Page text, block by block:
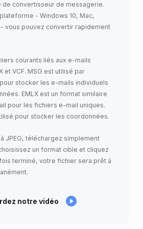
de convertisseur de messagerie.
- Windows 10, Mac,
vous pouvez convertir rapidement
courants liés aux e-mails
et VCF. MSG est utilisé par
stocker les e-mails individuels
EMLX est un format similaire
pour les fichiers e-mail uniques.
pour stocker les coordonnées.
JPEG, téléchargez simplement
un format cible et cliquez
terminé, votre fichier sera prêt à
notre vidéo